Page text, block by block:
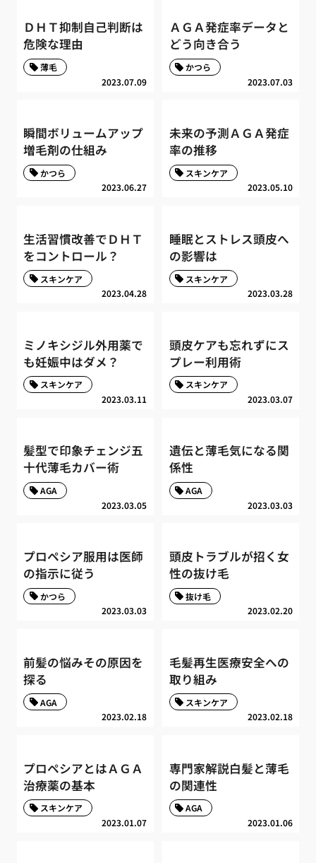
ＤＨＴ抑制自己判断は
危険な理由
2023.07.09
薄毛
ＡＧＡ発症率データと
どう向き合う
2023.07.03
かつら
瞬間ボリュームアップ
増毛剤の仕組み
2023.06.27
かつら
未来の予測ＡＧＡ発症
率の推移
2023.05.10
スキンケア
生活習慣改善でＤＨＴ
をコントロール？
2023.04.28
スキンケア
睡眠とストレス頭皮へ
の影響は
2023.03.28
スキンケア
ミノキシジル外用薬で
も妊娠中はダメ？
2023.03.11
スキンケア
頭皮ケアも忘れずにス
プレー利用術
2023.03.07
スキンケア
髪型で印象チェンジ五
十代薄毛カバー術
2023.03.05
AGA
遺伝と薄毛気になる関
係性
2023.03.03
AGA
プロペシア服用は医師
の指示に従う
2023.03.03
かつら
頭皮トラブルが招く女
性の抜け毛
2023.02.20
抜け毛
前髪の悩みその原因を
探る
2023.02.18
AGA
毛髪再生医療安全への
取り組み
2023.02.18
スキンケア
プロペシアとはＡＧＡ
治療薬の基本
2023.01.07
スキンケア
専門家解説白髪と薄毛
の関連性
2023.01.06
AGA